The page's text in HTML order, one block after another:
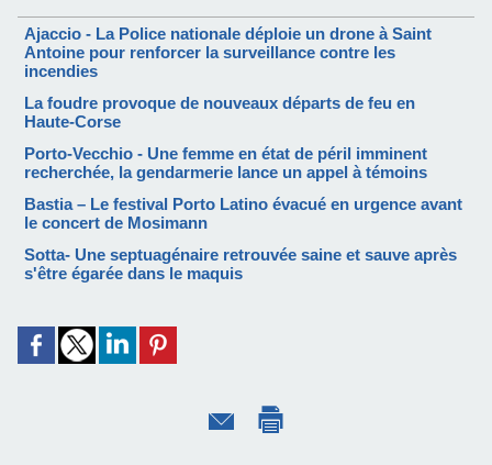
Ajaccio - La Police nationale déploie un drone à Saint
Antoine pour renforcer la surveillance contre les
incendies
La foudre provoque de nouveaux départs de feu en
Haute-Corse
Porto-Vecchio - Une femme en état de péril imminent
recherchée, la gendarmerie lance un appel à témoins
Bastia – Le festival Porto Latino évacué en urgence avant
le concert de Mosimann
Sotta- Une septuagénaire retrouvée saine et sauve après
s'être égarée dans le maquis